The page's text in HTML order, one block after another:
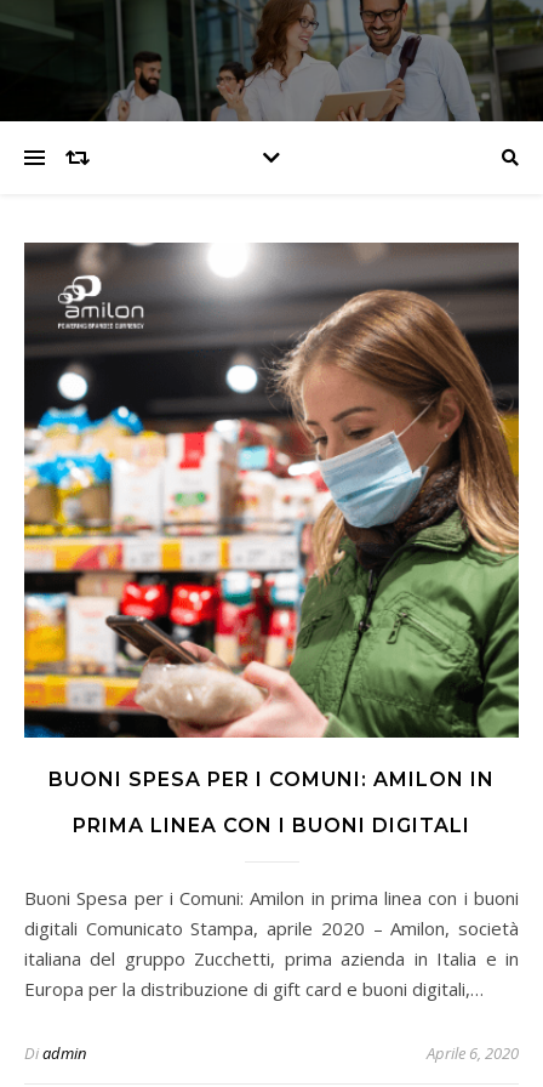
BUONI SPESA PER I COMUNI: AMILON IN
PRIMA LINEA CON I BUONI DIGITALI
Buoni Spesa per i Comuni: Amilon in prima linea con i buoni
digitali Comunicato Stampa, aprile 2020 – Amilon, società
italiana del gruppo Zucchetti, prima azienda in Italia e in
Europa per la distribuzione di gift card e buoni digitali,…
Diadmin Aprile 6, 2020